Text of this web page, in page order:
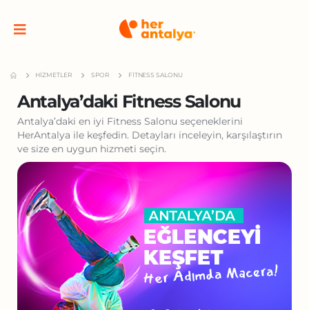
HIZMETLER SPOR FITNESS SALONU
Antalya’daki Fitness Salonu
Antalya’daki en iyi Fitness Salonu seçeneklerini
HerAntalya ile keşfedin. Detayları inceleyin, karşılaştırın
ve size en uygun hizmeti seçin.